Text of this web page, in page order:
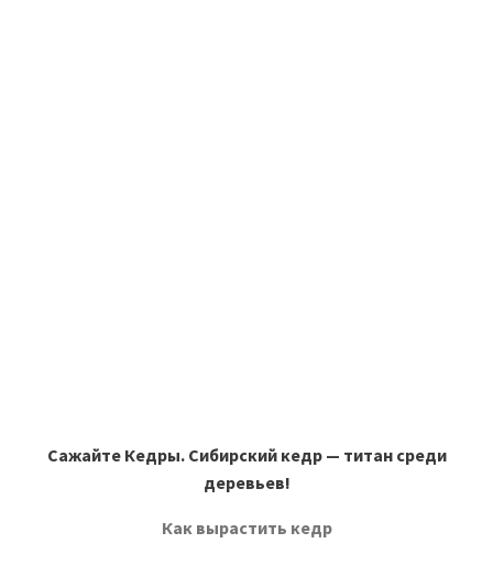
Сажайте Кедры. Сибирский кедр — титан среди
деревьев!
Как вырастить кедр